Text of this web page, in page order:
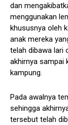
dan
menggunakan
khususnya oleh
anak mereka
telah dibawa lari
akhirnya sampai
kampung.
Pada awalnya
sehingga
tersebut telah